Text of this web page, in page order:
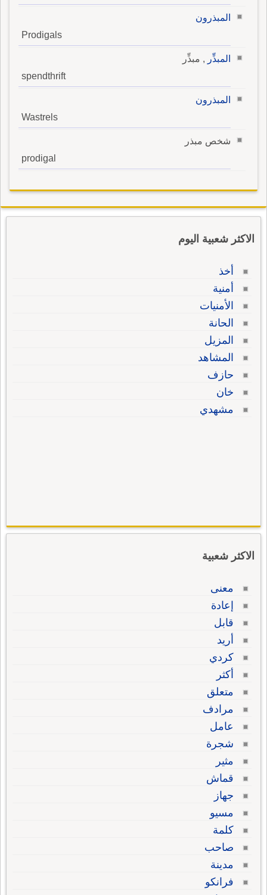
المبذرون
Prodigals
المبذِّر , مبذِّر
spendthrift
المبذرون
Wastrels
شخص مبذر
prodigal
الاكثر شعبية اليوم
أخذ
أمنية
الأمنيات
الحانة
المزيل
المشاهد
حازف
خان
مشهدي
الاكثر شعبية
معنى
إعادة
قابل
أريد
كردي
أكثر
متعلق
مرادف
عامل
شجرة
مثير
قماش
جهاز
مسيو
كلمة
صاحب
مدينة
فرانكو